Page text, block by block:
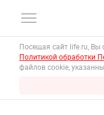
Посещая сайт life.ru, Вы
Политикой обработки
файлов cookie,